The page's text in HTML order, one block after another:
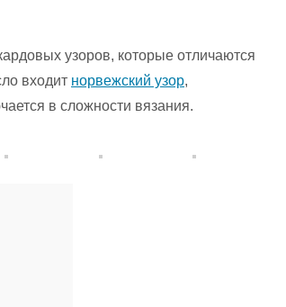
узоров, которые отличаются
входит норвежский узор,
в сложности вязания.